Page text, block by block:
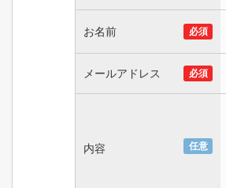
お名前 必須
メールアドレス 必須
内容 任意